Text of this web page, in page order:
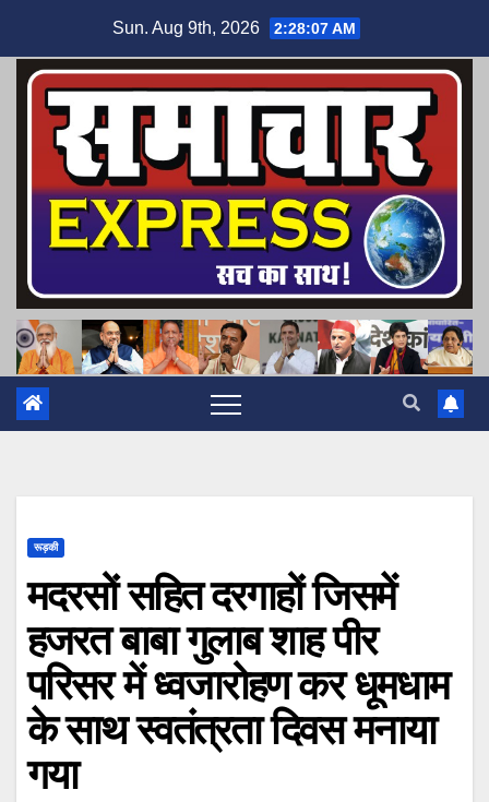
content
Sun. Aug 9th, 2026 2:28:08 AM
रूड़की
मदरसों सहित दरगाहों जिसमें
हजरत बाबा गुलाब शाह पीर
परिसर में ध्वजारोहण कर धूमधाम
के साथ स्वतंत्रता दिवस मनाया
गया